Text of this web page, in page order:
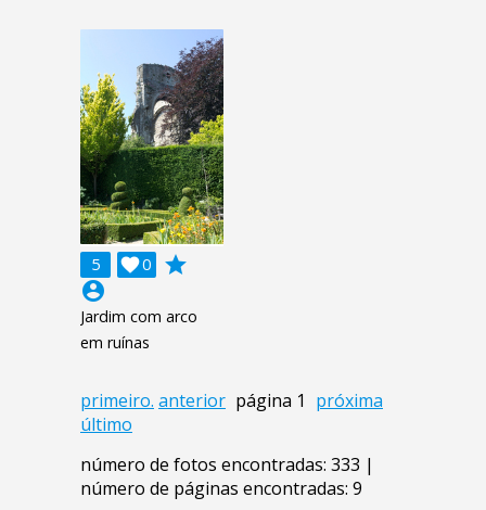
5 0

grade
account_circle
Jardim com arco
em ruínas
primeiro. anterior página 1 próxima
último
número de fotos encontradas: 333 |
número de páginas encontradas: 9